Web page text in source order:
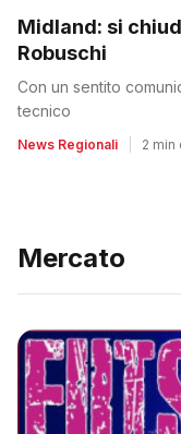
Midland: si
Robuschi
Con un sentito
tecnico
News Regionali 2 min
Mercato